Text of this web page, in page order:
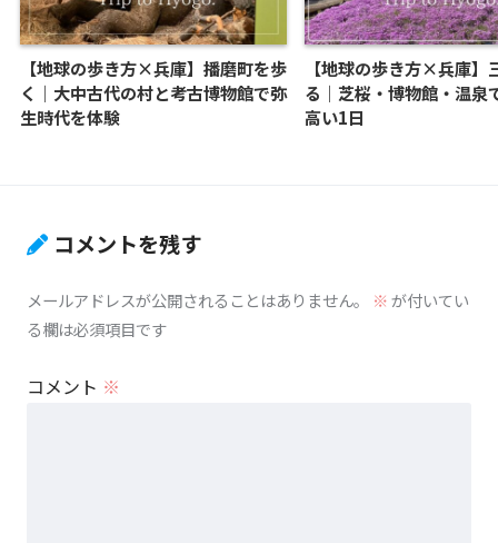
【地球の歩き方×兵庫】播磨町を歩
く｜大中古代の村と考古博物館で弥
生時代を体験
【地球の歩き方×兵庫】
る｜芝桜・博物館・温泉
高い1日
コメントを残す
メールアドレスが公開されることはありません。 ※が付いてい
る欄は必須項目です
コメント ※